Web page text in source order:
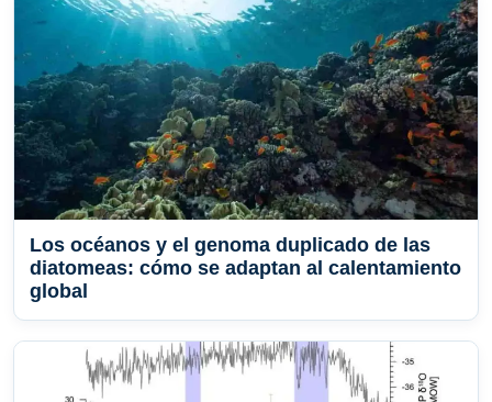
Los océanos y el genoma duplicado de las
diatomeas: cómo se adaptan al calentamiento
global